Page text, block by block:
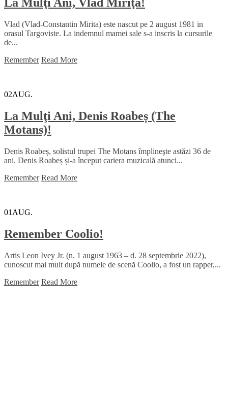
La Mulţi Ani, Vlad Miriţă!
Vlad (Vlad-Constantin Mirita) este nascut pe 2 august 1981 in
orasul Targoviste. La indemnul mamei sale s-a inscris la cursurile
de...
Remember Read More
02AUG.
La Mulţi Ani, Denis Roabeș (The
Motans)!
Denis Roabeș, solistul trupei The Motans împlineşte astăzi 36 de
ani. Denis Roabeș și-a început cariera muzicală atunci...
Remember Read More
01 AUG.
Remember Coolio!
Artis Leon Ivey Jr. (n. 1 august 1963 – d. 28 septembrie 2022),
cunoscut mai mult după numele de scenă Coolio, a fost un rapper,...
Remember Read More